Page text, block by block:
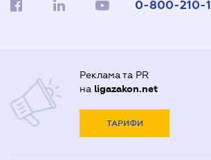
0-800-210-
Реклама та PR
на ligazakon.net
ТАРИФИ